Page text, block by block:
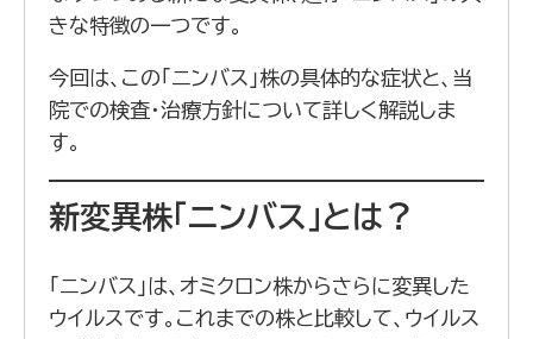
きな特徴の一つです。
今回は、この「ニンバス」株の具体的な症状と、当
院での検査・治療方針について詳しく解説しま
す。
新変異株「ニンバス」とは？
「ニンバス」は、オミクロン株からさらに変異した
ウイルスです。これまでの株と比較して、ウイルス